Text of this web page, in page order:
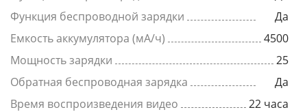
Функция беспроводной зарядки
Да
Емкость аккумулятора (мА/ч)
4500
Мощность зарядки
25
Обратная беспроводная зарядка
Да
Время воспроизведения видео
22 часа